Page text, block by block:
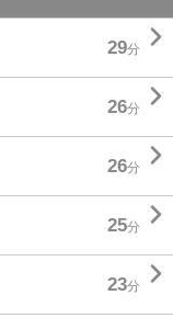
29分 
26分 
26分 
25分 
23分 